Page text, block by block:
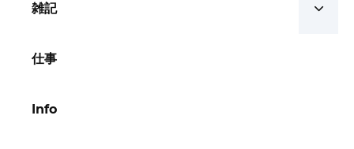
雑記
仕事
Info